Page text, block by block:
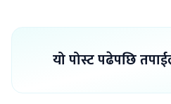
यो पोस्ट पढेपछि